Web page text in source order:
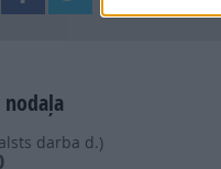
nodaļa
darba d.)